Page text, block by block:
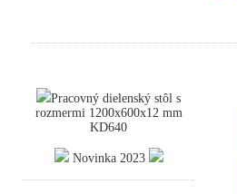
Pracovný dielenský stôl s
rozmermi 1200x600x12 mm
KD640
Novinka 2023